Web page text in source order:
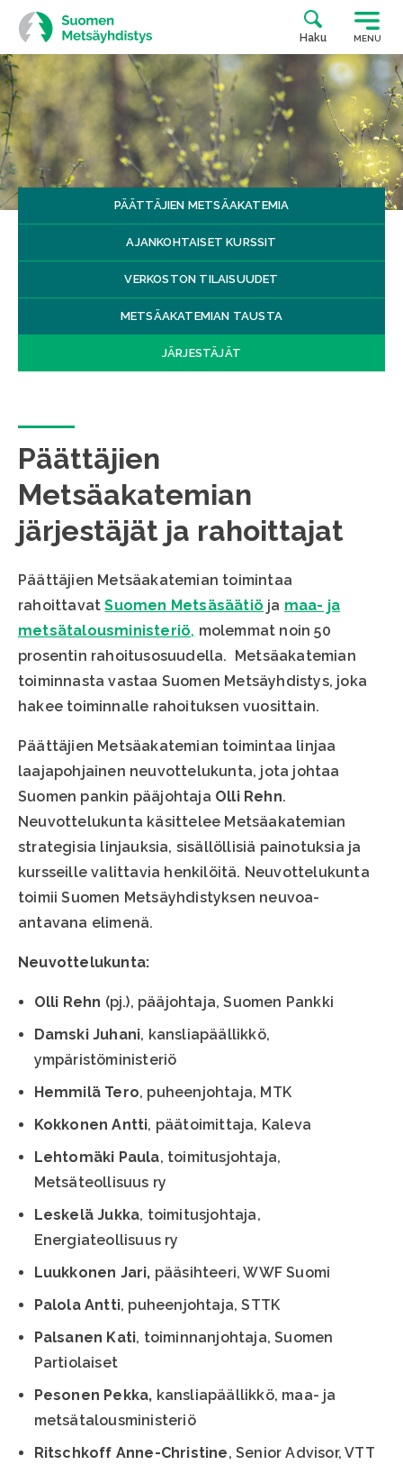
Siirry
suoraan
sisältöön
Haku MENU
PÄÄTTÄJIEN METSÄAKATEMIA
AJANKOHTAISET KURSSIT
VERKOSTON TILAISUUDET
METSÄAKATEMIAN TAUSTA
JÄRJESTÄJÄT
Päättäjien
Metsäakatemian
järjestäjät ja rahoittajat
Päättäjien Metsäakatemian toimintaa
rahoittavatSuomen Metsäsäätiö ja maa- ja
metsätalousministeriö, molemmat noin 50
prosentin rahoitusosuudella. Metsäakatemian
toiminnasta vastaa Suomen Metsäyhdistys, joka
hakee toiminnalle rahoituksen vuosittain.
Päättäjien Metsäakatemian toimintaa linjaa
laajapohjainen neuvottelukunta, jota johtaa
Suomen pankin pääjohtaja Olli Rehn.
Neuvottelukunta käsittelee Metsäakatemian
strategisia linjauksia, sisällöllisiä painotuksia ja
kursseille valittavia henkilöitä. Neuvottelukunta
toimii Suomen Metsäyhdistyksen neuvoa-
antavana elimenä.
Neuvottelukunta:
Olli Rehn (pj.), pääjohtaja, Suomen Pankki
Damski Juhani, kansliapäällikkö,
ympäristöministeriö
Hemmilä Tero, puheenjohtaja, MTK
Kokkonen Antti, päätoimittaja, Kaleva
Lehtomäki Paula, toimitusjohtaja,
Metsäteollisuus ry
Leskelä Jukka, toimitusjohtaja,
Energiateollisuus ry
Luukkonen Jari, pääsihteeri, WWF Suomi
Palola Antti, puheenjohtaja, STTK
Palsanen Kati, toiminnanjohtaja, Suomen
Partiolaiset
Pesonen Pekka, kansliapäällikkö, maa- ja
metsätalousministeriö
Ritschkoff Anne-Christine, Senior Advisor, VTT